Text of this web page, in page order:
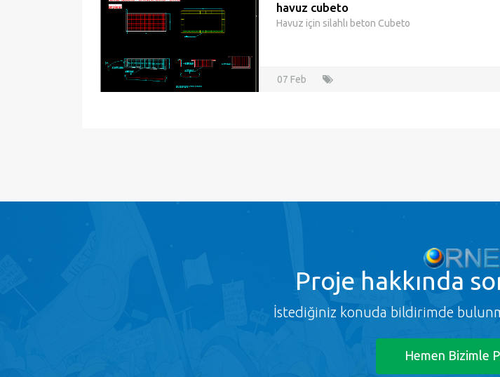
havuz cubeto
Havuz için silahlı beton Cubeto
07 Feb
Proje hakkında
İstediğiniz konuda bildirimde
Hemen Bizimle